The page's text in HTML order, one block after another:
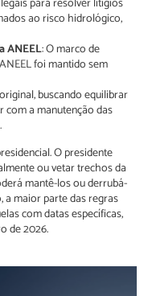
para resolver litígios
ao risco hidrológico,
ANEEL: O marco de
foi mantido sem
buscando equilibrar
com a manutenção das
O presidente
ou vetar trechos da
mantê-los ou derrubá-
a maior parte das regras
com datas específicas,
de 2026.